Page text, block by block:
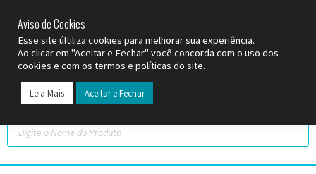
Aviso de Cookies
Esse site últiliza cookies para melhorar sua experiência.
Ao clicar em "Aceitar e Fechar" você concorda com o uso dos
cookies e com os termos e políticas do site.
Leia Mais Aceitar e Fechar